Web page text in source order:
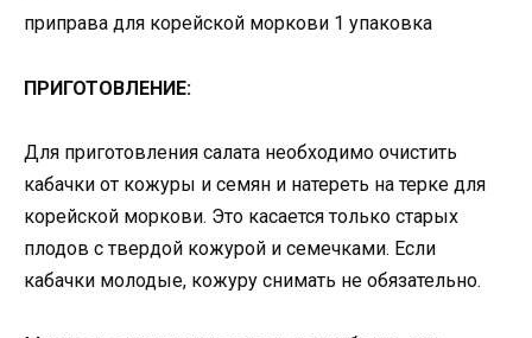
приправа для корейской моркови 1 упаковка
ПРИГОТОВЛЕНИЕ:
Для приготовления салата необходимо очистить
кабачки от кожуры и семян и натереть на терке для
корейской моркови. Это касается только старых
плодов с твердой кожурой и семечками. Если
кабачки молодые, кожуру снимать не обязательно.